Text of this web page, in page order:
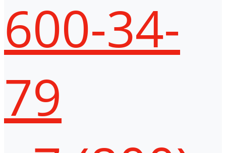
600-34-
79